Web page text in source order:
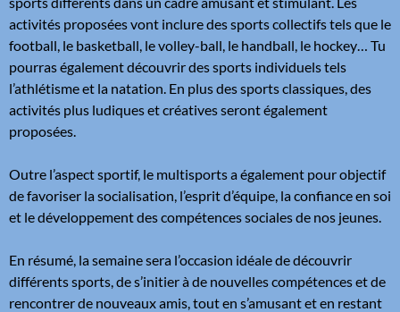
activités proposées vont inclure des sports collectifs tels que le
football, le basketball, le volley-ball, le handball, le hockey… Tu
pourras également découvrir des sports individuels tels
l’athlétisme et la natation. En plus des sports classiques, des
activités plus ludiques et créatives seront également
proposées.
Outre l’aspect sportif, le multisports a également pour objectif
de favoriser la socialisation, l’esprit d’équipe, la confiance en soi
et le développement des compétences sociales de nos jeunes.
En résumé, la semaine sera l’occasion idéale de découvrir
différents sports, de s’initier à de nouvelles compétences et de
rencontrer de nouveaux amis, tout en s’amusant et en restant